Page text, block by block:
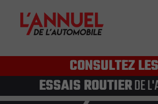
CONSULTEZ LES
ESSAIS ROUTIERDE